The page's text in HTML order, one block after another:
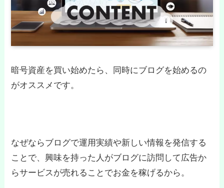
暗号資産を買い始めたら、同時にブログを始めるの
がオススメです。
なぜならブログで運用実績や新しい情報を発信する
ことで、興味を持った人がブログに訪問して広告か
らサービスが売れることでお金を稼げるから。